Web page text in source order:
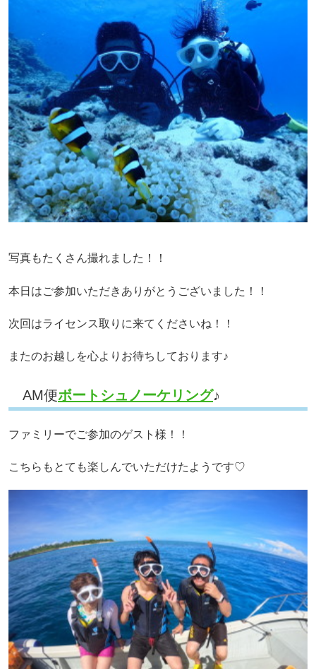
写真もたくさん撮れました！！
本日はご参加いただきありがとうございました！！
次回はライセンス取りに来てくださいね！！
またのお越しを心よりお待ちしております♪
AM便ボートシュノーケリング♪
ファミリーでご参加のゲスト様！！
こちらもとても楽しんでいただけたようです♡